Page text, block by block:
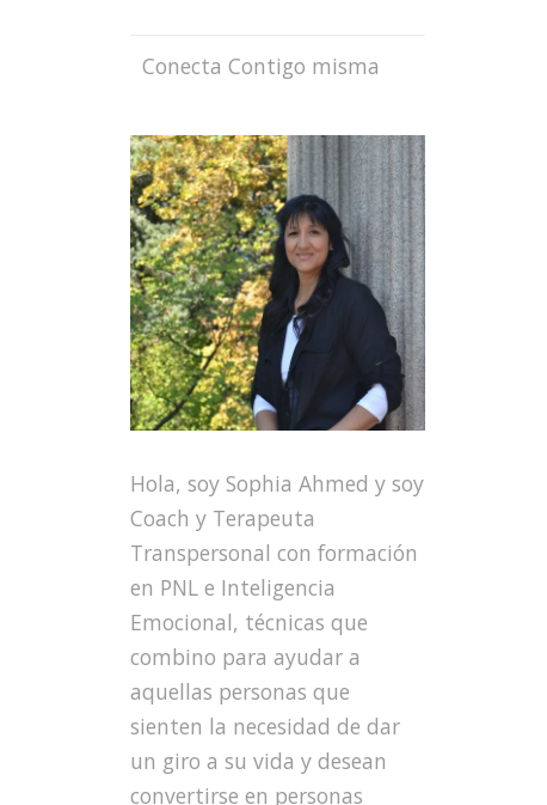
Conecta Contigo misma
Hola, soy Sophia Ahmed y soy
Coach y Terapeuta
Transpersonal con formación
en PNL e Inteligencia
Emocional, técnicas que
combino para ayudar a
aquellas personas que
sienten la necesidad de dar
un giro a su vida y desean
convertirse en personas